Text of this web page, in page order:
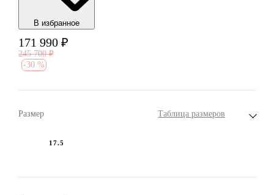
В избранноe
171 990 ₽
245 700 ₽
-30 %
Размер Таблица размеров
17.5